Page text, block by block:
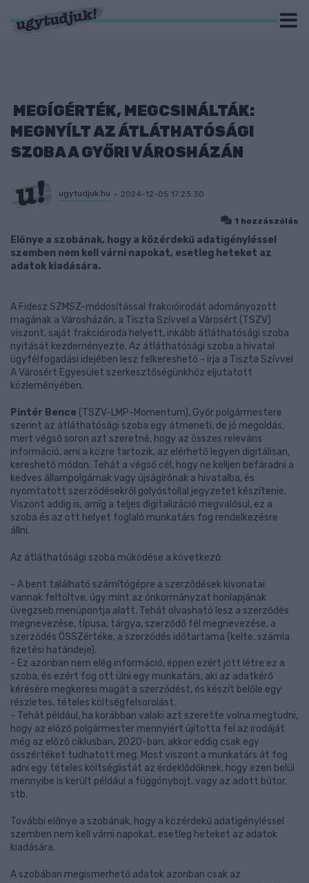
MEGÍGÉRTÉK, MEGCSINÁLTÁK:
MEGNYÍLT AZ ÁTLÁTHATÓSÁGI
SZOBA A GYŐRI VÁROSHÁZÁN
ugytudjuk.hu 2024-12-05 17:23:30
1 hozzászólás
Előnye a szobának, hogy a közérdekű adatigényléssel
szemben nem kell várni napokat, esetleg heteket az
adatok kiadására.
A Fidesz SZMSZ-módosítással frakcióirodát adományozott
magának a Városházán, a Tiszta Szívvel a Városért (TSZV)
viszont, saját frakcióiroda helyett, inkább átláthatósági szoba
nyitását kezdeményezte. Az átláthatósági szoba a hivatal
ügyfélfogadási idejében lesz felkereshető - írja a Tiszta Szívvel
A Városért Egyesület szerkesztőségünkhöz eljutatott
közleményében.
Pintér Bence (TSZV-LMP-Momentum), Győr polgármestere
szerint az átláthatósági szoba egy átmeneti, de jó megoldás,
mert végső soron azt szeretné, hogy az összes releváns
információ, ami a közre tartozik, az elérhető legyen digitálisan,
kereshető módon. Tehát a végső cél, hogy ne kelljen befáradni a
kedves állampolgárnak vagy újságírónak a hivatalba, és
nyomtatott szerződésekről golyóstollal jegyzetet készítenie.
Viszont addig is, amíg a teljes digitalizáció megvalósul, ez a
szoba és az ott helyet foglaló munkatárs fog rendelkezésre
állni.
Az átláthatósági szoba működése a következő:
- A bent található számítógépre a szerződések kivonatai
vannak feltöltve, úgy mint az önkormányzat honlapjának
üvegzseb menüpontja alatt. Tehát olvasható lesz a szerződés
megnevezése, típusa, tárgya, szerződő fél megnevezése, a
szerződés ÖSSZértéke, a szerződés időtartama (kelte, számla
fizetési határideje).
- Ez azonban nem elég információ, éppen ezért jött létre ez a
szoba, és ezért fog ott ülni egy munkatárs, aki az adatkérő
kérésére megkeresi magát a szerződést, és készít belőle egy
részletes, tételes költségfelsorolást.
- Tehát például, ha korábban valaki azt szerette volna megtudni,
hogy az előző polgármester mennyiért újította fel az irodáját
még az előző ciklusban, 2020-ban, akkor eddig csak egy
összértéket tudhatott meg. Most viszont a munkatárs át fog
adni egy tételes költséglistát az érdeklődőknek, hogy ezen belül
mennyibe is került például a függönybojt, vagy az adott bútor,
stb.
További előnye a szobának, hogy a közérdekű adatigényléssel
szemben nem kell várni napokat, esetleg heteket az adatok
kiadására.
A szobában megismerhető adatok azonban csak az